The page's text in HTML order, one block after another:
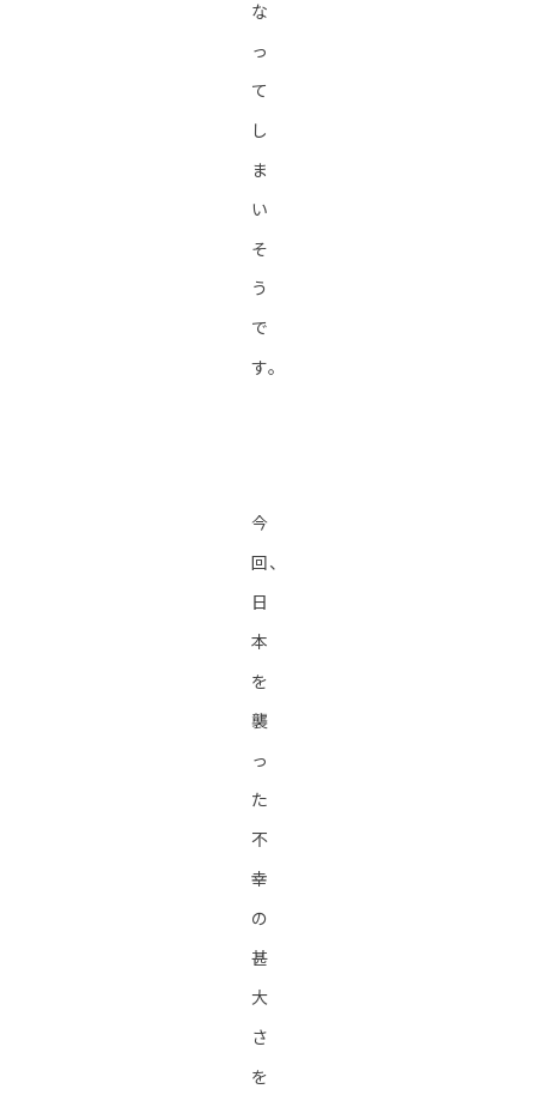
な
っ
て
し
ま
い
そ
う
で
す。
今
回、
日
本
を
襲
っ
た
不
幸
の
甚
大
さ
を